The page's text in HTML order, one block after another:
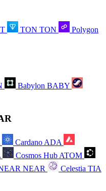
TON TON
Polygon
Babylon BABY
Cardano ADA
Cosmos Hub ATOM
NEAR Celestia TIA